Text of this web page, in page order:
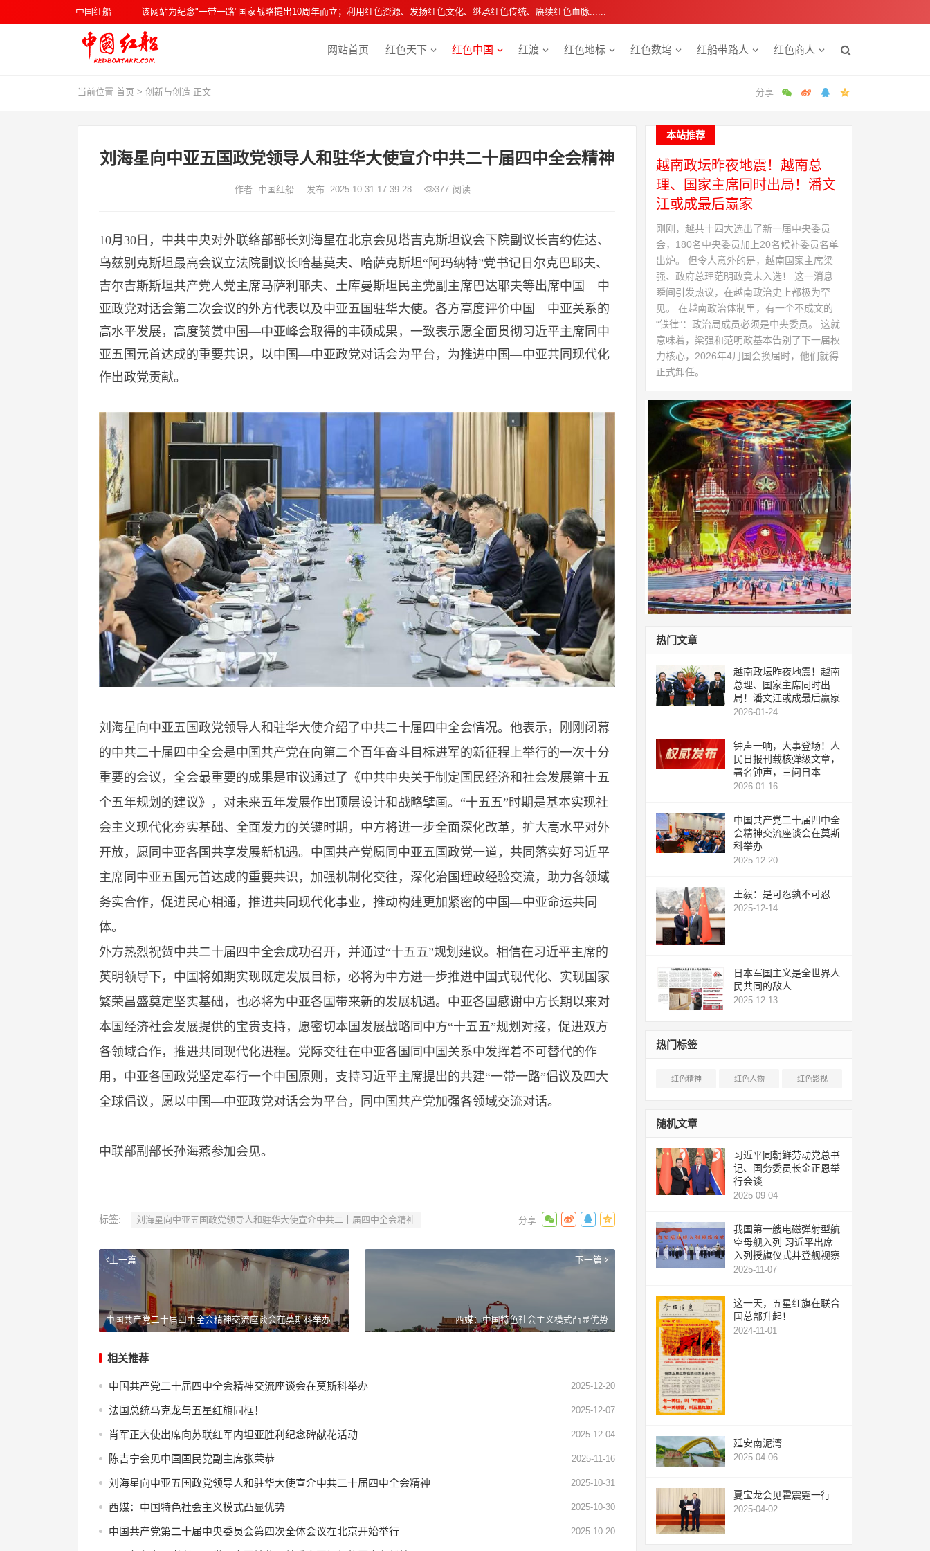
中国红船 ———该网站为纪念"一带一路"国家战略提出10周年而立；利用红色资源、发扬红色文化、继承红色传统、赓续红色血脉......
网站首页 红色天下 红色中国 红渡 红色地标 红色数坞 红船带路人 红色商人
当前位置 首页 > 创新与创造 正文
刘海星向中亚五国政党领导人和驻华大使宣介中共二十届四中全会精神
作者: 中国红船 发布: 2025-10-31 17:39:28 377 阅读
10月30日，中共中央对外联络部部长刘海星在北京会见塔吉克斯坦议会下院副议长吉约佐达、
乌兹别克斯坦最高会议立法院副议长哈基莫夫、哈萨克斯坦“阿玛纳特”党书记日尔克巴耶夫、
吉尔吉斯斯坦共产党人党主席马萨利耶夫、土库曼斯坦民主党副主席巴达耶夫等出席中国—中
亚政党对话会第二次会议的外方代表以及中亚五国驻华大使。各方高度评价中国—中亚关系的
高水平发展，高度赞赏中国—中亚峰会取得的丰硕成果，一致表示愿全面贯彻习近平主席同中
亚五国元首达成的重要共识，以中国—中亚政党对话会为平台，为推进中国—中亚共同现代化
作出政党贡献。
刘海星向中亚五国政党领导人和驻华大使介绍了中共二十届四中全会情况。他表示，刚刚闭幕
的中共二十届四中全会是中国共产党在向第二个百年奋斗目标进军的新征程上举行的一次十分
重要的会议，全会最重要的成果是审议通过了《中共中央关于制定国民经济和社会发展第十五
个五年规划的建议》，对未来五年发展作出顶层设计和战略擘画。 “十五五”时期是基本实现社
会主义现代化夯实基础、全面发力的关键时期，中方将进一步全面深化改革，扩大高水平对外
开放，愿同中亚各国共享发展新机遇。中国共产党愿同中亚五国政党一道，共同落实好习近平
主席同中亚五国元首达成的重要共识，加强机制化交往，深化治国理政经验交流，助力各领域
务实合作，促进民心相通，推进共同现代化事业，推动构建更加紧密的中国—中亚命运共同
体。
外方热烈祝贺中共二十届四中全会成功召开，并通过“十五五”规划建议。相信在习近平主席的
英明领导下，中国将如期实现既定发展目标，必将为中方进一步推进中国式现代化、实现国家
繁荣昌盛奠定坚实基础，也必将为中亚各国带来新的发展机遇。中亚各国感谢中方长期以来对
本国经济社会发展提供的宝贵支持，愿密切本国发展战略同中方“十五五”规划对接，促进双方
各领域合作，推进共同现代化进程。党际交往在中亚各国同中国关系中发挥着不可替代的作
用，中亚各国政党坚定奉行一个中国原则，支持习近平主席提出的共建“一带一路”倡议及四大
全球倡议，愿以中国—中亚政党对话会为平台，同中国共产党加强各领域交流对话。
中联部副部长孙海燕参加会见。
标签: 刘海星向中亚五国政党领导人和驻华大使宣介中共二十届四中全会精神
上一篇
中国共产党二十届四中全会精神交流座谈会在莫斯科举办
下一篇
西媒：中国特色社会主义模式凸显优势
相关推荐
中国共产党二十届四中全会精神交流座谈会在莫斯科举办 2025-12-20
法国总统马克龙与五星红旗同框！ 2025-12-07
肖军正大使出席向苏联红军内坦亚胜利纪念碑献花活动 2025-12-04
陈吉宁会见中国国民党副主席张荣恭 2025-11-16
刘海星向中亚五国政党领导人和驻华大使宣介中共二十届四中全会精神 2025-10-31
西媒：中国特色社会主义模式凸显优势 2025-10-30
中国共产党第二十届中央委员会第四次全体会议在北京开始举行 2025-10-20
本站推荐
越南政坛昨夜地震！越南总
理、国家主席同时出局！潘文
江或成最后赢家
刚刚，越共十四大选出了新一届中央委员
会，180名中央委员加上20名候补委员名单
出炉。 但令人意外的是，越南国家主席梁
强、政府总理范明政竟未入选！ 这一消息
瞬间引发热议，在越南政治史上都极为罕
见。 在越南政治体制里，有一个不成文的
“铁律”：政治局成员必须是中央委员。 这就
意味着，梁强和范明政基本告别了下一届权
力核心，2026年4月国会换届时，他们就得
正式卸任。
热门文章
越南政坛昨夜地震！越南
总理、国家主席同时出
局！潘文江或成最后赢家
2026-01-24
钟声一响，大事登场！人
民日报刊载核弹级文章，
署名钟声，三问日本
2026-01-16
中国共产党二十届四中全
会精神交流座谈会在莫斯
科举办
2025-12-20
王毅：是可忍孰不可忍
2025-12-14
日本军国主义是全世界人
民共同的敌人
2025-12-13
热门标签
红色精神 红色人物 红色影视
随机文章
习近平同朝鲜劳动党总书
记、国务委员长金正恩举
行会谈
2025-09-04
我国第一艘电磁弹射型航
空母舰入列 习近平出席
入列授旗仪式并登舰视察
2025-11-07
这一天，五星红旗在联合
国总部升起！
2024-11-01
延安南泥湾
2025-04-06
夏宝龙会见霍震霆一行
2025-04-02